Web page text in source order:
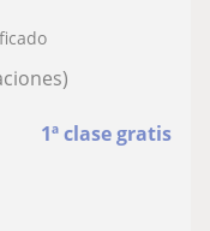
1ª clase gratis